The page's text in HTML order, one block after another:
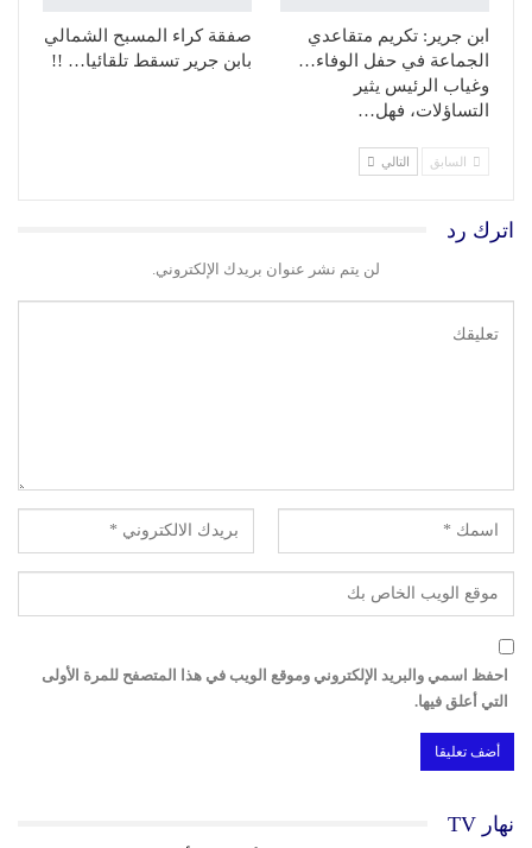
ابن جرير: تكريم متقاعدي
الجماعة في حفل الوفاء…
وغياب الرئيس يثير
التساؤلات، فهل…
صفقة كراء المسبح الشمالي
بابن جرير تسقط تلقائيا… !!
السابق التالي
اترك رد
لن يتم نشر عنوان بريدك الإلكتروني.
احفظ اسمي والبريد الإلكتروني وموقع الويب في هذا المتصفح للمرة الأولى
التي أعلق فيها.
نهار TV